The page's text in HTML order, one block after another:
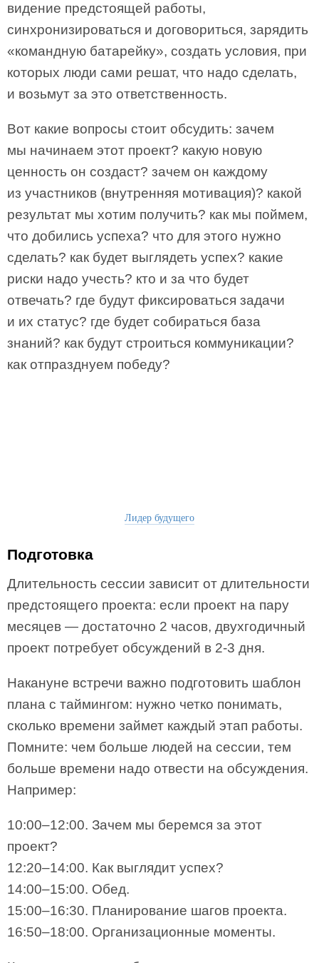
видение предстоящей работы,
синхронизироваться и договориться, зарядить
«командную батарейку», создать условия, при
которых люди сами решат, что надо сделать,
и возьмут за это ответственность.
Вот какие вопросы стоит обсудить: зачем
мы начинаем этот проект? какую новую
ценность он создаст? зачем он каждому
из участников (внутренняя мотивация)? какой
результат мы хотим получить? как мы поймем,
что добились успеха? что для этого нужно
сделать? как будет выглядеть успех? какие
риски надо учесть? кто и за что будет
отвечать? где будут фиксироваться задачи
и их статус? где будет собираться база
знаний? как будут строиться коммуникации?
как отпразднуем победу?
Лидер будущего
Подготовка
Длительность сессии зависит от длительности
предстоящего проекта: если проект на пару
месяцев — достаточно 2 часов, двухгодичный
проект потребует обсуждений в 2-3 дня.
Накануне встречи важно подготовить шаблон
плана с таймингом: нужно четко понимать,
сколько времени займет каждый этап работы.
Помните: чем больше людей на сессии, тем
больше времени надо отвести на обсуждения.
Например:
10:00–12:00. Зачем мы беремся за этот
проект?
12:20–14:00. Как выглядит успех?
14:00–15:00. Обед.
15:00–16:30. Планирование шагов проекта.
16:50–18:00. Организационные моменты.